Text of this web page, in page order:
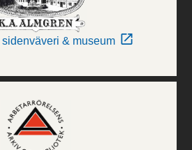
sidenväveri & museum